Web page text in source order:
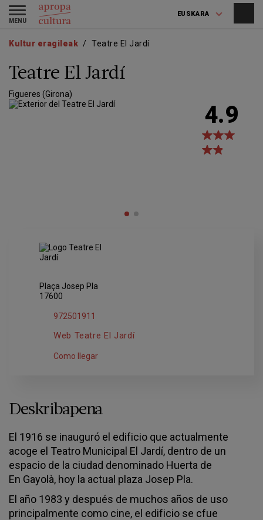
Skip
main
Skip
main
EUSKARA
Toggle
navigation
Kultur eragileak Teatre El Jardí
Teatre El Jardí
Figueres (Girona)
4.9
Plaça Josep Pla
17600
972501911
Web Teatre El Jardí
Como llegar
Deskribapena
El 1916 se inauguró el edificio que actualmente
acoge el Teatro Municipal El Jardí, dentro de un
espacio de la ciudad denominado Huerta de
En Gayolà, hoy la actual plaza Josep Pla.
El año 1983 y después de muchos años de uso
principalmente como cine, el edificio se cfue